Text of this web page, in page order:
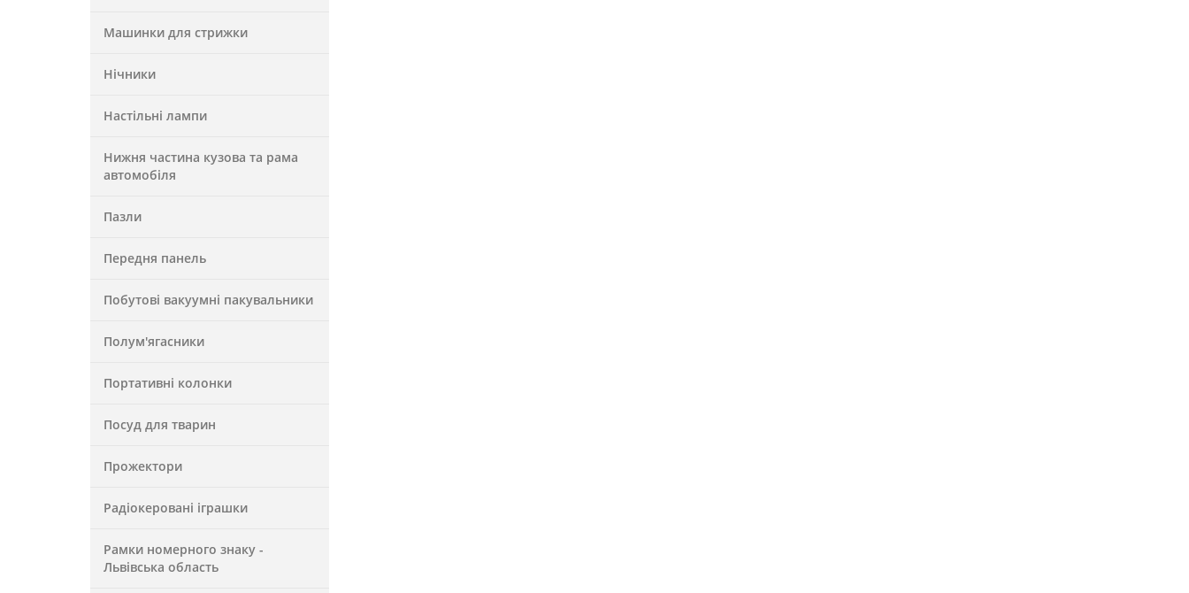
Машинки для стрижки
Нічники
Настільні лампи
Нижня частина кузова та рама
автомобіля
Пазли
Передня панель
Побутові вакуумні пакувальники
Полум'ягасники
Портативні колонки
Посуд для тварин
Прожектори
Радіокеровані іграшки
Рамки номерного знаку -
Львівська область